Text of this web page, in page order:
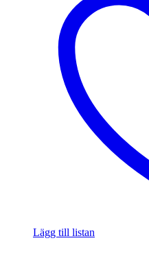
Lägg till listan